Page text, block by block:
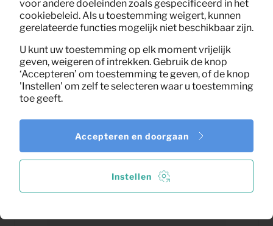
voor andere doeleinden zoals gespecificeerd in het
cookiebeleid. Als u toestemming weigert, kunnen
gerelateerde functies mogelijk niet beschikbaar zijn.
U kunt uw toestemming op elk moment vrijelijk
geven, weigeren of intrekken. Gebruik de knop
‘Accepteren’ om toestemming te geven, of de knop
'Instellen' om zelf te selecteren waar u toestemming
toe geeft.
Instellen
Accepteren en doorgaan